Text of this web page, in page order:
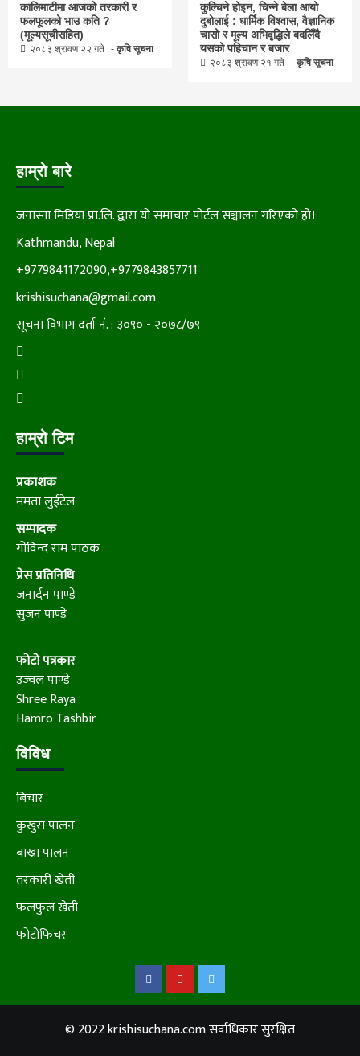
कालिमाटीमा आजको तरकारी र
फलफूलको भाउ कति ?
(मूल्यसूचीसहित)
२०८३ श्रावण २२ गते कृषि सूचना
कुल्चिने होइन, चिन्ने बेला आयो
दुबोलाई : धार्मिक विश्वास, वैज्ञानिक
चासो र मूल्य अभिवृद्धिले बदलिँदै
यसको पहिचान र बजार
२०८३ श्रावण २१ गते कृषि सूचना
हाम्रो बारे
जनास्ना मिडिया प्रा.लि. द्वारा यो समाचार पोर्टल सञ्चालन गरिएको हो।
Kathmandu, Nepal
+9779841172090,+9779843857711
krishisuchana@gmail.com
सूचना विभाग दर्ता नं. : ३०९० - २०७८/७९
हाम्रो टिम
प्रकाशक
ममता लुईटेल
सम्पादक
गोविन्द राम पाठक
प्रेस प्रतिनिधि
जनार्दन पाण्डे
सुजन पाण्डे
फोटो पत्रकार
उज्वल पाण्डे
Shree Raya
Hamro Tashbir
विविध
बिचार
कुखुरा पालन
बाख्रा पालन
तरकारी खेती
फलफुल खेती
फाेटाेफिचर
FacebookYoutubeTwitter
© 2022 krishisuchana.com सर्वाधिकार सुरक्षित